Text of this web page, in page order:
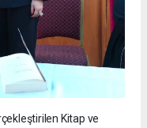
Kitap ve